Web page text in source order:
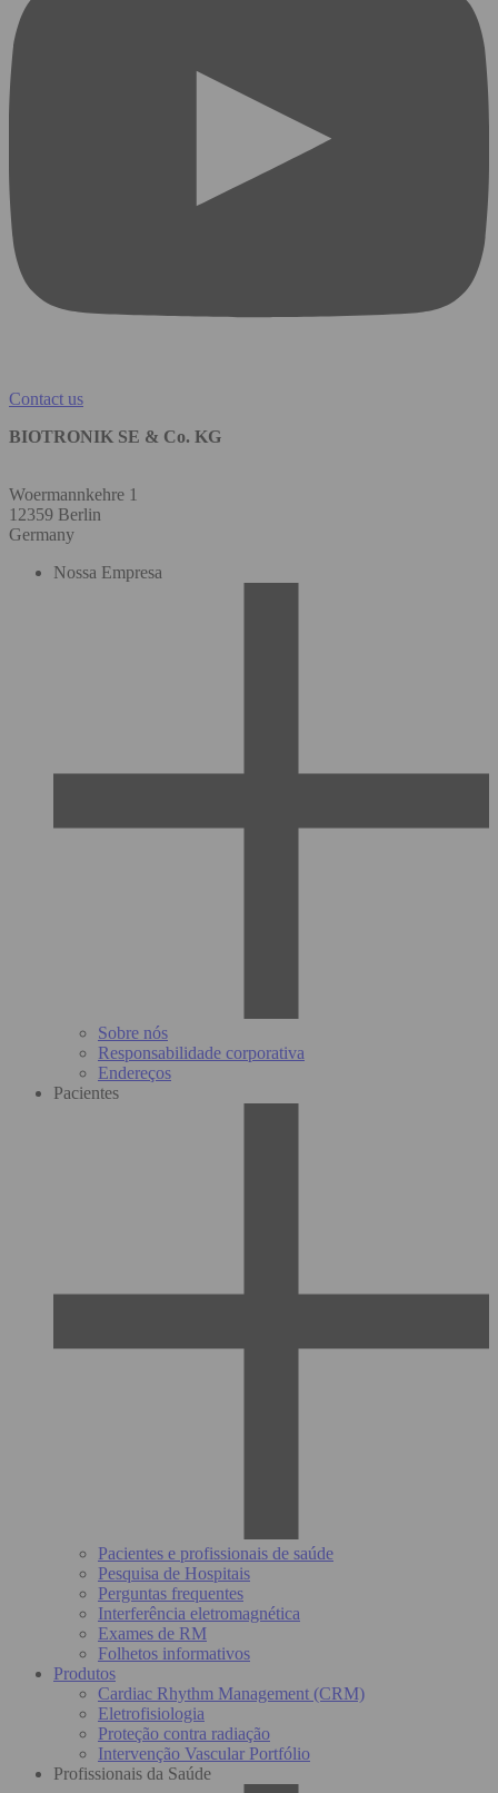
Contact us
BIOTRONIK SE & Co. KG
Woermannkehre 1
12359 Berlin
Germany
Nossa Empresa
Sobre nós
Responsabilidade corporativa
Endereços
Pacientes
Pacientes e profissionais de saúde
Pesquisa de Hospitais
Perguntas frequentes
Interferência eletromagnética
Exames de RM
Folhetos informativos
Produtos
Cardiac Rhythm Management (CRM)
Eletrofisiologia
Proteção contra radiação
Intervenção Vascular Portfólio
Profissionais da Saúde